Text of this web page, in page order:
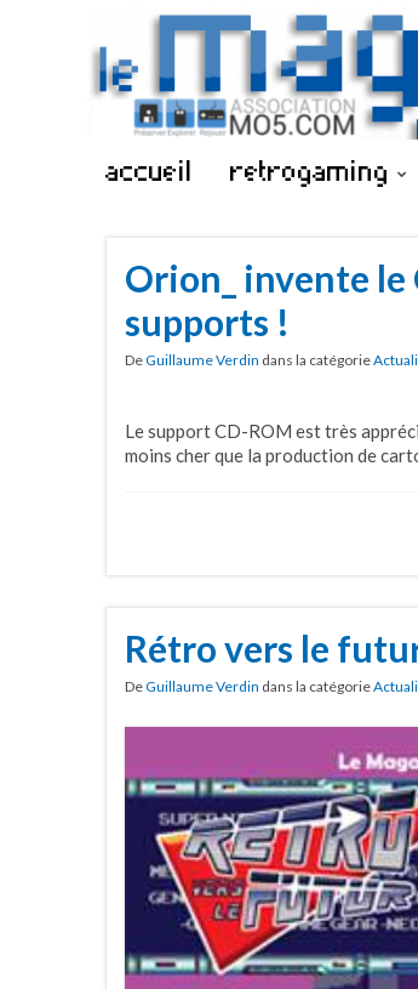
accueil retrogaming
Orion_ invente
supports !
DeGuillaume Verdin dans la catégorie
Le support CD-ROM est très
moins cher que la production de
Rétro vers le
DeGuillaume Verdin dans la catégorie